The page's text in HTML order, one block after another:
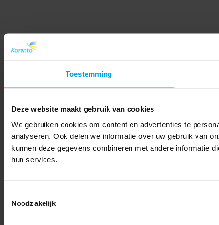
Toestemming
Deze website maakt gebruik van cookies
We gebruiken cookies om content en advertenties te
analyseren. Ook delen we informatie over uw gebruik van
kunnen deze gegevens combineren met andere informatie
hun services.
Noodzakelijk